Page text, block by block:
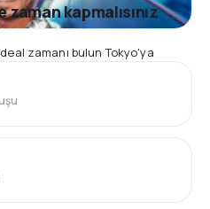
kapmalısınız
zamanı bulun Tokyo'ya